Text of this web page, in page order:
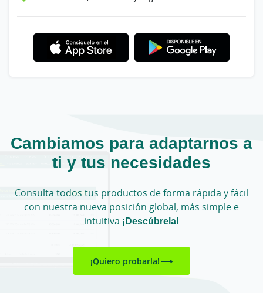
Cambiamos para adaptarnos a
ti y tus necesidades
Consulta todos tus productos de forma rápida y fácil
con nuestra nueva posición global, más simple e
intuitiva ¡Descúbrela!
¡Quiero probarla!